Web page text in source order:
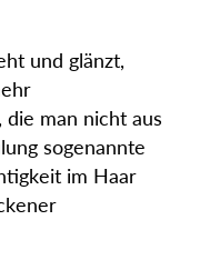
und glänzt,
man nicht aus
sogenannte
im Haar